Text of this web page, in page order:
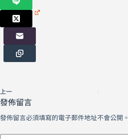
上一
發佈留言
發佈留言必須填寫的電子郵件地址不會公開。